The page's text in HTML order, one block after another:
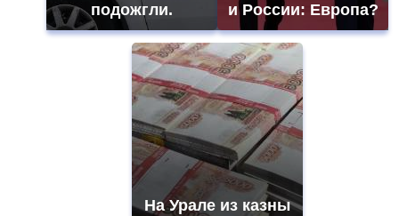
подожгли.
и России: Европа?
На Урале из казны